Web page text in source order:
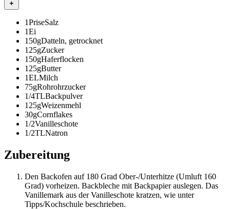
1PriseSalz
1Ei
150gDatteln, getrocknet
125gZucker
150gHaferflocken
125gButter
1ELMilch
75gRohrohrzucker
1/4TLBackpulver
125gWeizenmehl
30gCornflakes
1/2Vanilleschote
1/2TLNatron
Zubereitung
Den Backofen auf 180 Grad Ober-/Unterhitze (Umluft 160
Grad) vorheizen. Backbleche mit Backpapier auslegen. Das
Vanillemark aus der Vanilleschote kratzen, wie unter
Tipps/Kochschule beschrieben.